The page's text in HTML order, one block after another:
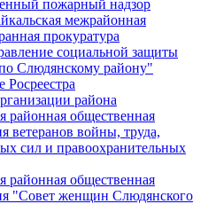
пожарный надзор
межрайонная
прокуратура
социальной защиты
Слюдянскому району"
Росреестра
района
районная общественная
ветеранов войны, труда,
сил и правоохранительных
районная общественная
"Совет женщин Слюдянского